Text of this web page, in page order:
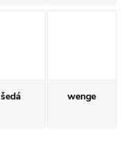
šedá wenge